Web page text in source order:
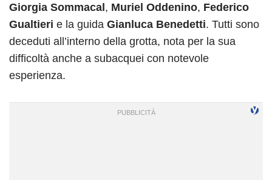
Giorgia Sommacal, Muriel Oddenino, Federico
Gualtieri e la guida Gianluca Benedetti. Tutti sono
deceduti all’interno della grotta, nota per la sua
difficoltà anche a subacquei con notevole
esperienza.